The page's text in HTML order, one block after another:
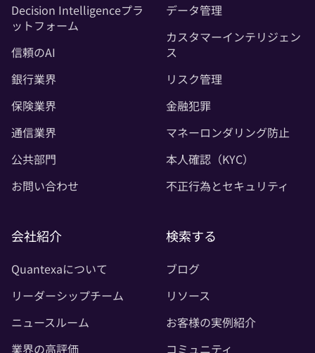
Decision Intelligenceプラ
ットフォーム
信頼のAI
銀行業界
保険業界
通信業界
公共部門
お問い合わせ
データ管理
カスタマーインテリジェン
ス
リスク管理
金融犯罪
マネーロンダリング防止
本人確認（KYC）
不正行為とセキュリティ
会社紹介
Quantexaについて
リーダーシップチーム
ニュースルーム
業界の高評価
検索する
ブログ
リソース
お客様の実例紹介
コミュニティ